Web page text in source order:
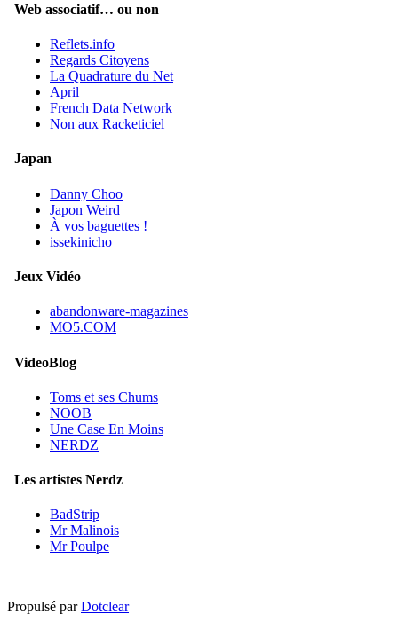
Web associatif… ou non
Reflets.info
Regards Citoyens
La Quadrature du Net
April
French Data Network
Non aux Racketiciel
Japan
Danny Choo
Japon Weird
À vos baguettes !
issekinicho
Jeux Vidéo
abandonware-magazines
MO5.COM
VideoBlog
Toms et ses Chums
NOOB
Une Case En Moins
NERDZ
Les artistes Nerdz
BadStrip
Mr Malinois
Mr Poulpe
Propulsé parDotclear